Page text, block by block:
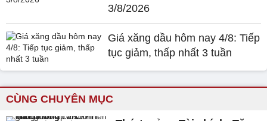
3/8/2026
Giá xăng dầu hôm nay 4/8: Tiếp
tục giảm, thấp nhất 3 tuần
CÙNG CHUYÊN MỤC